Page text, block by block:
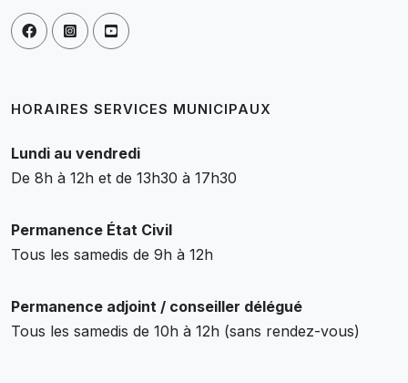
HORAIRES SERVICES MUNICIPAUX
Lundi au vendredi
De 8h à 12h et de 13h30 à 17h30
Permanence État Civil
Tous les samedis de 9h à 12h
Permanence adjoint / conseiller délégué
Tous les samedis de 10h à 12h (sans rendez-vous)